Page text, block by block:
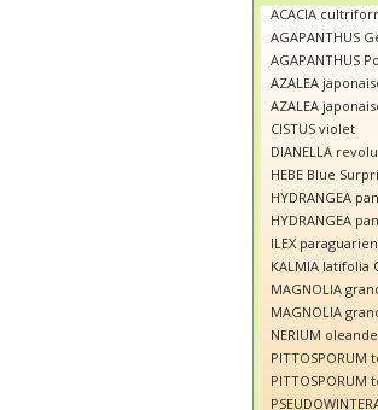
ACACIA
AGAPANTHUS
AGAPANTHUS
AZALEA
AZALEA
CISTUS violet
DIANELLA
HEBE Blue
HYDRANGEA
HYDRANGEA
ILEX
KALMIA latifolia
MAGNOLIA
MAGNOLIA
NERIUM